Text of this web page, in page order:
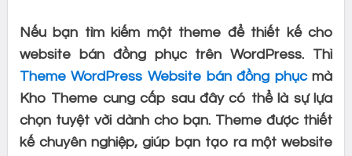
Nếu bạn tìm kiếm một theme để thiết kế cho
website bán đồng phục trên WordPress. Thì
Theme WordPress Website bán đồng phụcmà
Kho Theme cung cấp sau đây có thể là sự lựa
chọn tuyệt vời dành cho bạn. Theme được thiết
kế chuyên nghiệp, giúp bạn tạo ra một website